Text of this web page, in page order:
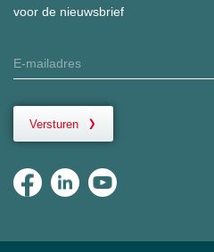
voor de nieuwsbrief
Versturen